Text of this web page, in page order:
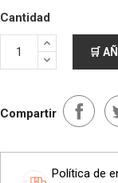
Cantidad
🛒
Compartir
Política de